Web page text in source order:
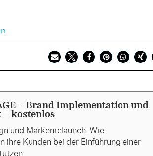
- Brand Implementation und
- kostenlos
und Markenrelaunch: Wie
ihre Kunden bei der Einführung einer